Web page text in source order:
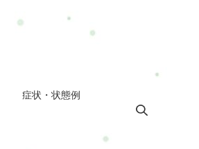
症状・状態例